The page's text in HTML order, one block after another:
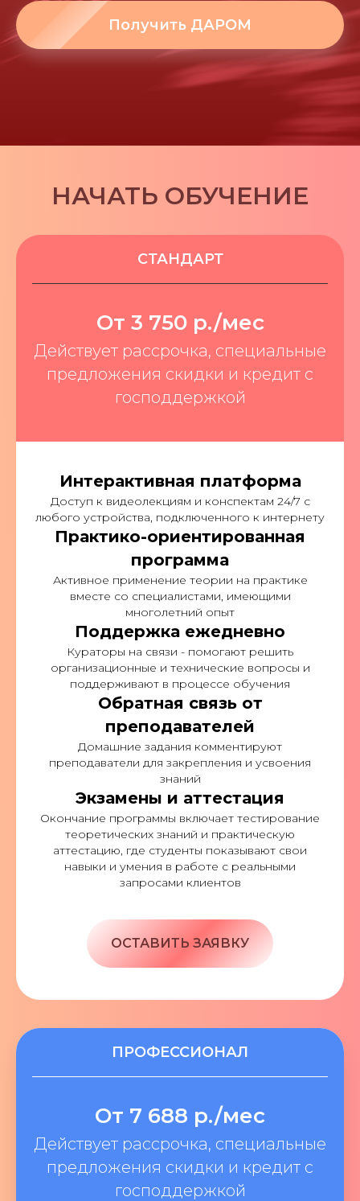
Получить ДАРОМ
НАЧАТЬ ОБУЧЕНИЕ
СТАНДАРТ
От 3 750 р./мес
Действует рассрочка, специальные
предложения скидки и кредит с
господдержкой
Интерактивная платформа
Доступ к видеолекциям и конспектам 24/7 с
любого устройства, подключенного к интернету
Практико-ориентированная
программа
Активное применение теории на практике
вместе со специалистами, имеющими
многолетний опыт
Поддержка ежедневно
Кураторы на связи - помогают решить
организационные и технические вопросы и
поддерживают в процессе обучения
Обратная связь от
преподавателей
Домашние задания комментируют
преподаватели для закрепления и усвоения
знаний
Экзамены и аттестация
Окончание программы включает тестирование
теоретических знаний и практическую
аттестацию, где студенты показывают свои
навыки и умения в работе с реальными
запросами клиентов
ОСТАВИТЬ ЗАЯВКУ
ПРОФЕССИОНАЛ
От 7 688 р./мес
Действует рассрочка, специальные
предложения скидки и кредит с
господдержкой